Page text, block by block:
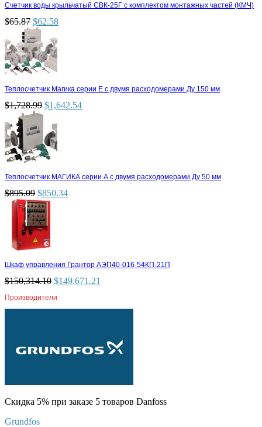
Счетчик воды крыльчатый СВК-25Г с комплектом монтажных частей (КМЧ)
$65.87 $62.58
Теплосчетчик Магика серии Е с двумя расходомерами Ду 150 мм
$1,728.99 $1,642.54
Теплосчетчик МАГИКА серии А с двумя расходомерами Ду 50 мм
$895.09 $850.34
Шкаф управления Грантор АЭП40-016-54КП-21П
$150,314.10 $149,671.21
Производители
Скидка 5% при заказе 5 товаров Danfoss
Grundfos